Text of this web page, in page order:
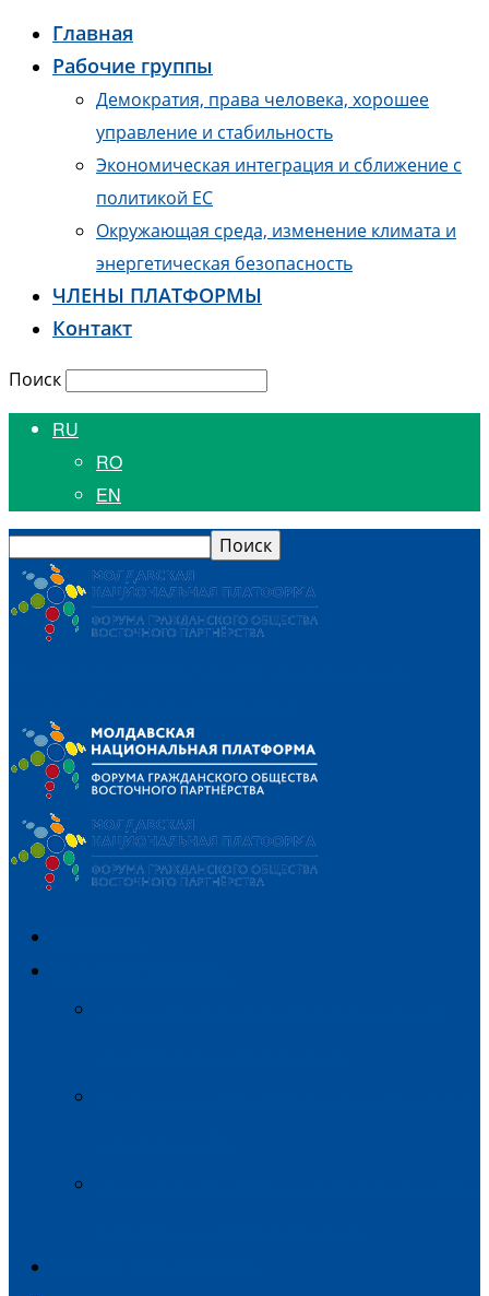
Главная
Рабочие группы
Демократия, права человека, хорошее
управление и стабильность
Экономическая интеграция и сближение с
политикой ЕС
Окружающая среда, изменение климата и
энергетическая безопасность
ЧЛЕНЫ ПЛАТФОРМЫ
Контакт
Поиск
RU
RO
EN